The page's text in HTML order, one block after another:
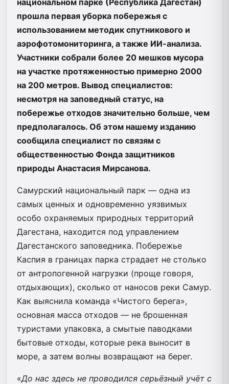
прошла первая уборка побережья с
использованием методик спутникового и
аэрофотомониторинга, а также ИИ-анализа.
Участники собрали более 20 мешков мусора
на участке протяженностью примерно 2000
на 200 метров. Вывод специалистов:
несмотря на заповедный статус, на
побережье отходов значительно больше, чем
предполагалось. Об этом нашему изданию
сообщила специалист по связям с
общественностью Фонда защитников
природы Анастасия Мирсанова.
Самурский национальный парк — одна из
самых ценных и одновременно уязвимых
особо охраняемых природных территорий
Дагестана, находится под управлением
Дагестанского заповедника. Побережье
Каспия в границах парка страдает не столько
от антропогенной нагрузки (проще говоря,
отдыхающих), сколько от наносов реки Самур.
Как выяснила команда «Чистого берега»,
основная масса отходов — не брошенная
туристами упаковка, а смытые паводками
бытовые отходы, которые река выносит в
море, а затем волны возвращают на берег.
«До нас здесь не проводился серьёзный учёт с